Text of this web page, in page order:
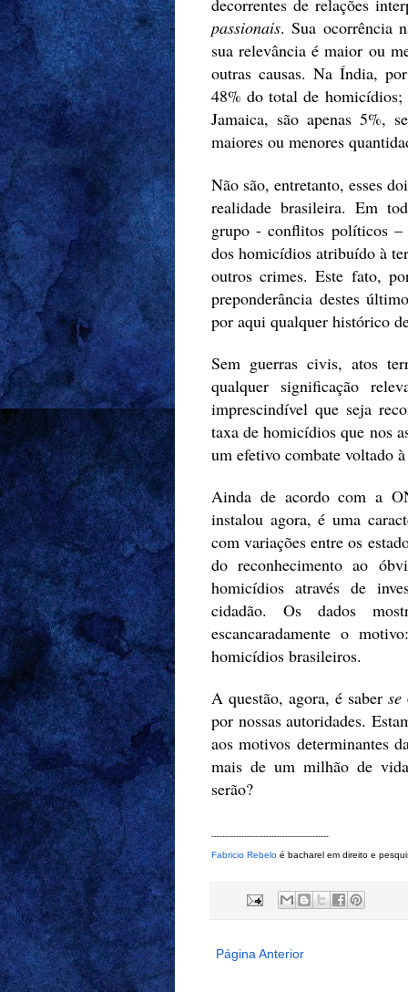
decorrentes de relações
passionais. Sua ocorrência
sua relevância é maior ou
outras causas. Na Índia,
48% do total de homicídios;
Jamaica, são apenas 5%,
maiores ou menores
Não são, entretanto, esses
realidade brasileira. Em
grupo - conflitos políticos –
dos homicídios atribuído à
outros crimes. Este fato,
preponderância destes
por aqui qualquer histórico
Sem guerras civis, atos
qualquer significação
imprescindível que seja
taxa de homicídios que nos
um efetivo combate voltado
Ainda de acordo com a
instalou agora, é uma
com variações entre os
do reconhecimento ao
homicídios através de
cidadão. Os dados
escancaradamente o
homicídios brasileiros.
A questão, agora, é saber se
por nossas autoridades.
aos motivos determinantes
mais de um milhão de
serão?
-------------------------------------------
Fabricio Rebelo é bacharel em direito e
Página Anterior